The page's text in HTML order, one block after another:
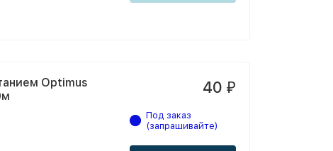
Optimus
40 ₽
Под заказ
(запрашивайте)